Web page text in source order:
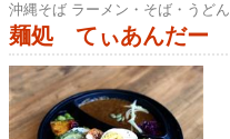
沖縄そば ラーメン・そば・うどん
麺処 てぃあんだー